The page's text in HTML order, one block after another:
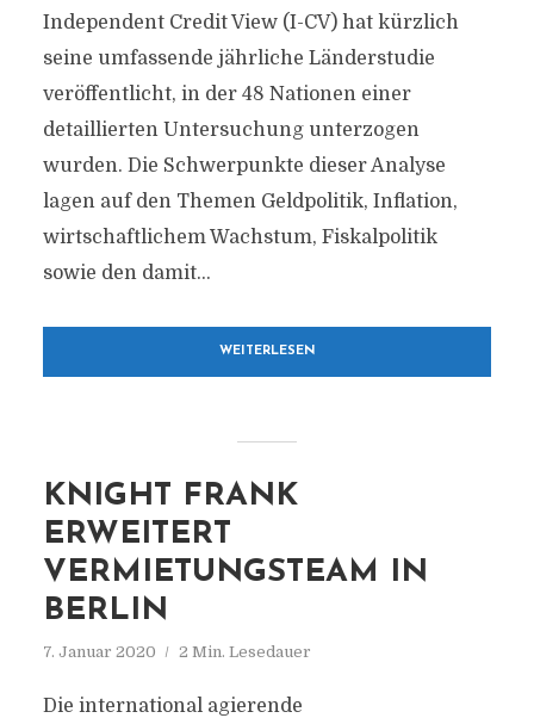
Independent Credit View (I-CV) hat kürzlich
seine umfassende jährliche Länderstudie
veröffentlicht, in der 48 Nationen einer
detaillierten Untersuchung unterzogen
wurden. Die Schwerpunkte dieser Analyse
lagen auf den Themen Geldpolitik, Inflation,
wirtschaftlichem Wachstum, Fiskalpolitik
sowie den damit...
WEITERLESEN
KNIGHT FRANK
ERWEITERT
VERMIETUNGSTEAM IN
BERLIN
7. Januar 2020 2 Min. Lesedauer
Die international agierende